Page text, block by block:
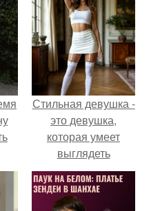
Стильная девушка -
это девушка,
которая умеет
выглядеть
привлекательно и
элегантно в любои
ситуации.